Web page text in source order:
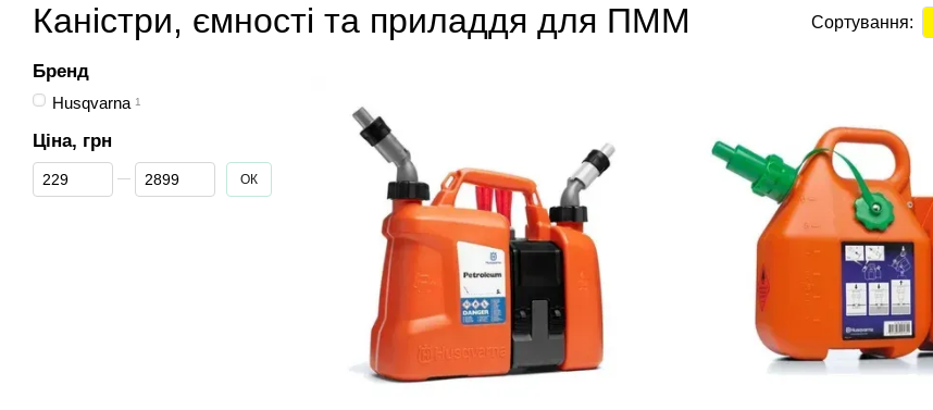
Каністри, ємності та приладдя для ПММ Сортування:
Бренд
Husqvarna 1
Ціна, грн
Від Ціна, грн
До Ціна, грн ОК